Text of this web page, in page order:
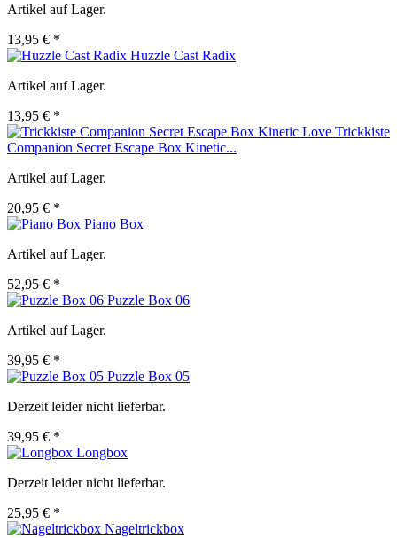
Artikel auf Lager.
13,95 € *
Huzzle Cast Radix
Artikel auf Lager.
13,95 € *
Trickkiste
Companion Secret Escape Box Kinetic...
Artikel auf Lager.
20,95 € *
Piano Box
Artikel auf Lager.
52,95 € *
Puzzle Box 06
Artikel auf Lager.
39,95 € *
Puzzle Box 05
Derzeit leider nicht lieferbar.
39,95 € *
Longbox
Derzeit leider nicht lieferbar.
25,95 € *
Nageltrickbox